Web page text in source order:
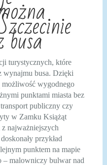
turystycznych, które
wynajmu busa. Dzięki
możliwość wygodnego
punktami miasta bez
publiczny czy
w Zamku Książąt
najważniejszych
przykład
punktem na mapie
– malowniczy bulwar nad